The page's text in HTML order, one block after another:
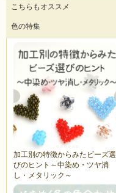
こちらもオススメ
色の特集
加工別の特徴からみたビーズ選
びのヒント～中染め・ツヤ消
し・メタリック～